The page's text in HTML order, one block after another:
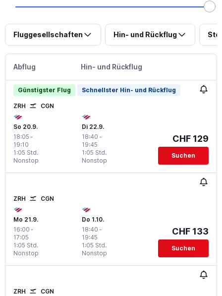
Fluggesellschaften Hin- und Rückflug
Abflug Hin- und Rückflug
Günstigster Flug Schnellster Hin- und Rückflug
ZRH CGN
So 20.9.
18:05 -
19:10
Nonstop
1:05 Std.
Di 22.9.
18:40 -
19:45
Nonstop
1:05 Std.
CHF 129
Suchen
ZRH CGN
Mo 21.9.
16:00 -
17:05
Nonstop
1:05 Std.
Do 1.10.
18:40 -
19:45
Nonstop
1:05 Std.
CHF 133
Suchen
ZRH CGN